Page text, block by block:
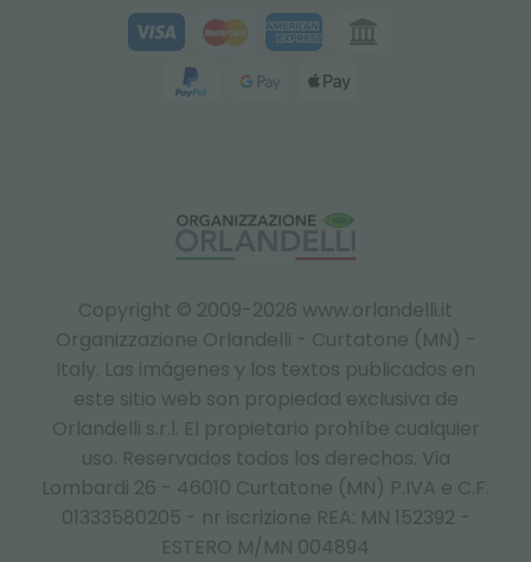
Copyright © 2009-2026 www.orlandelli.it
Organizzazione Orlandelli - Curtatone (MN) -
Italy. Las imágenes y los textos publicados en
este sitio web son propiedad exclusiva de
Orlandelli s.r.l. El propietario prohíbe cualquier
uso. Reservados todos los derechos. Via
Lombardi 26 - 46010 Curtatone (MN) P.IVA e C.F.
01333580205 - nr iscrizione REA: MN 152392 -
ESTERO M/MN 004894